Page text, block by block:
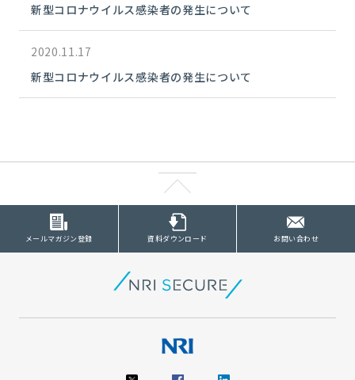
新型コロナウイルス感染者の発生について
2020.11.17
新型コロナウイルス感染者の発生について
メールマガジン登録 資料ダウンロード お問い合わせ